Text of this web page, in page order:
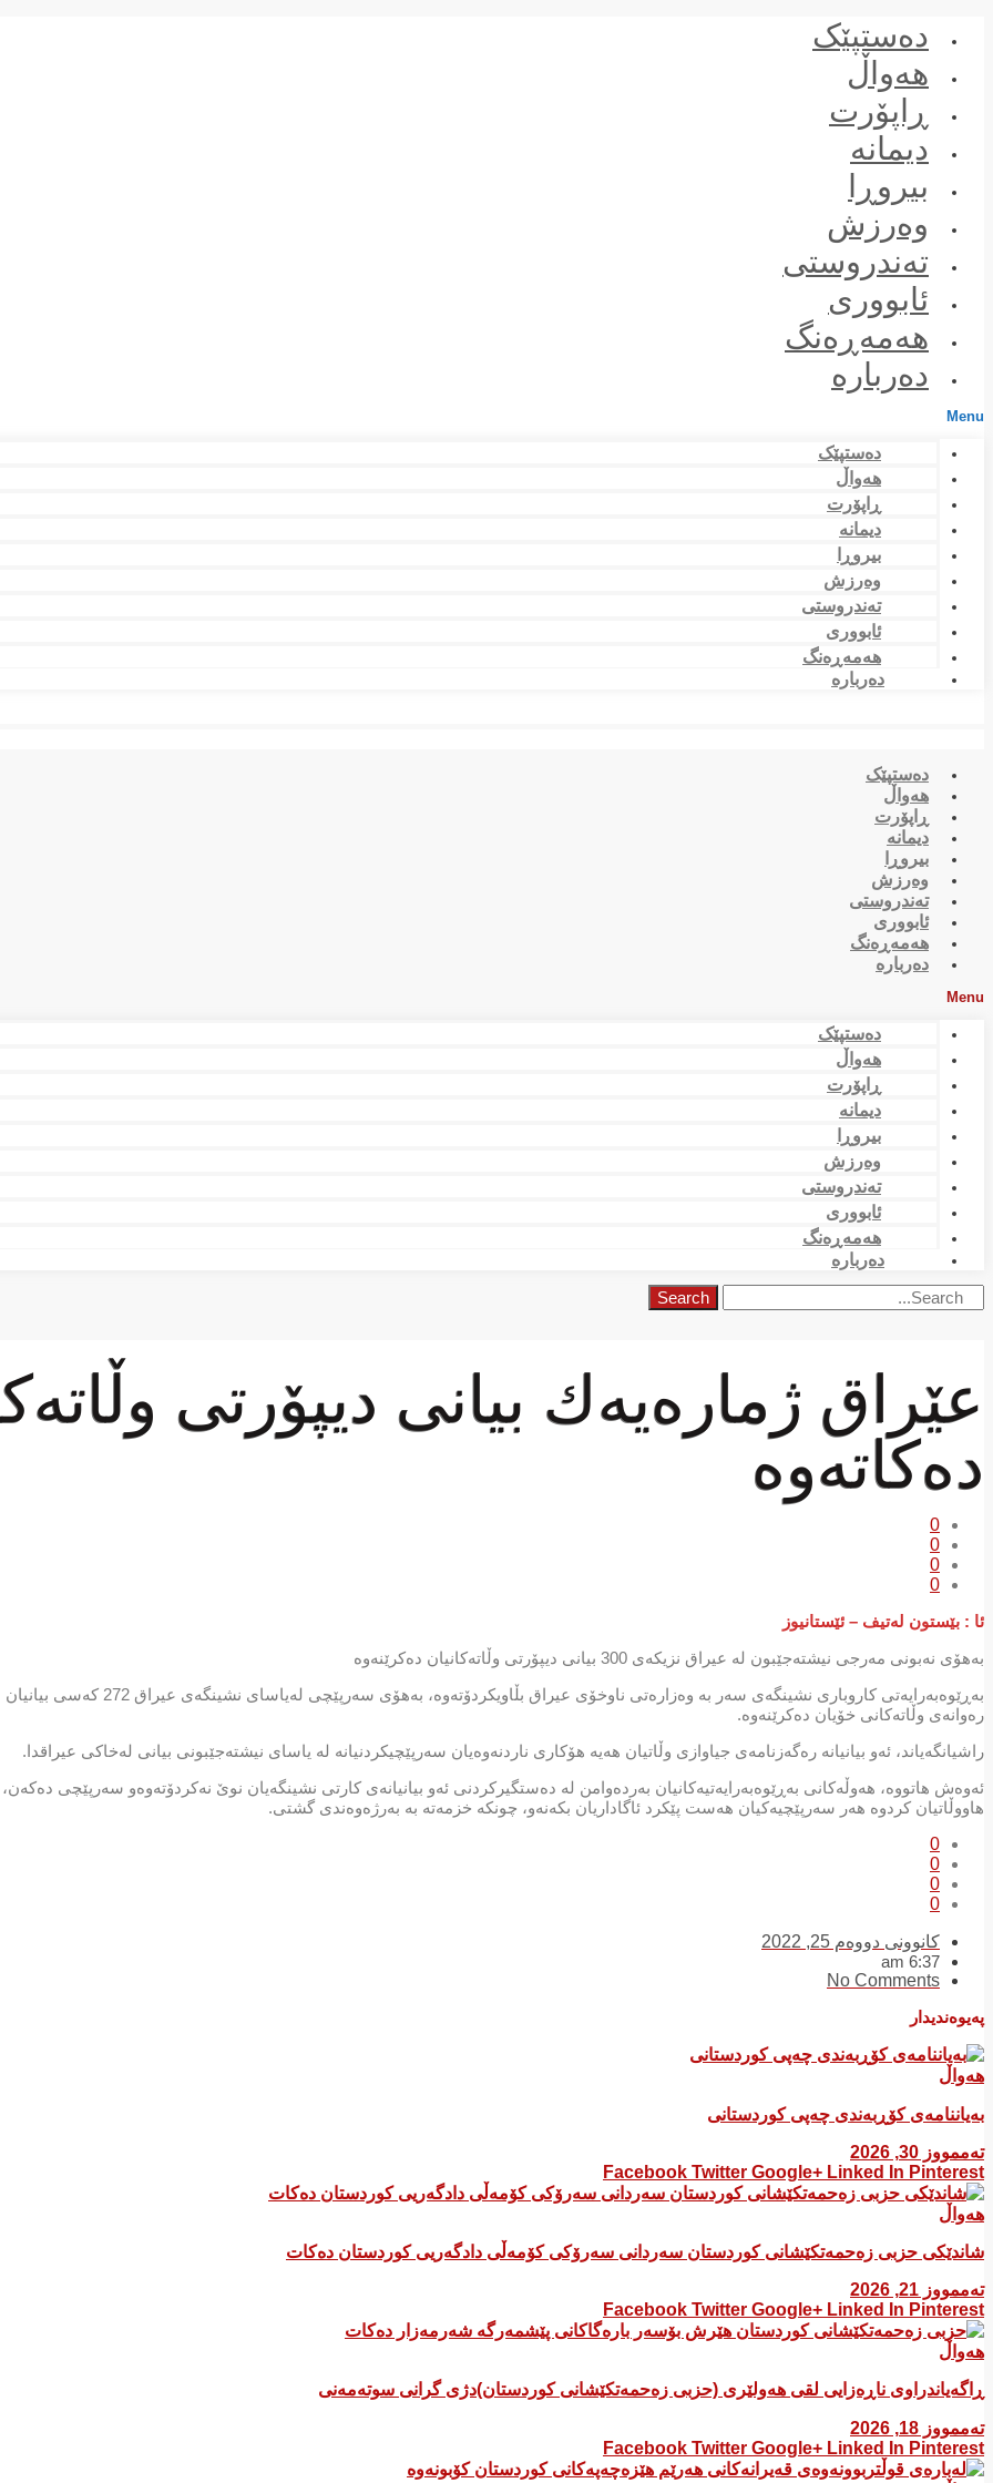
دەستپێک
هەواڵ
ڕاپۆرت
دیمانە
بیروڕا
وەرزش
تەندروستی
ئابووری
هەمەڕەنگ
دەربارە
Menu
دەستپێک
هەواڵ
ڕاپۆرت
دیمانە
بیروڕا
وەرزش
تەندروستی
ئابووری
هەمەڕەنگ
دەربارە
دەستپێک
هەواڵ
ڕاپۆرت
دیمانە
بیروڕا
وەرزش
تەندروستی
ئابووری
هەمەڕەنگ
دەربارە
Menu
دەستپێک
هەواڵ
ڕاپۆرت
دیمانە
بیروڕا
وەرزش
تەندروستی
ئابووری
هەمەڕەنگ
دەربارە
Search
عێراق ژماره‌یه‌ك بیانی دیپۆرتی
دەكاتەوە
0
0
0
0
ئا : بێستون لەتیف – ئێستانیوز
بەهۆی نەبونی مەرجی نیشتەجێبون لە عیراق نزیكەی 300 بیانی دیپۆرتی وڵاتەكانیان دەكرێنەوە
بەڕێوەبەرایەتی كاروباری نشینگەی سەر بە وەزارەتی ناوخۆی عیراق
رەوانەی وڵاتەكانی خۆیان دەكرێنەوە.
راشیانگەیاند، ئەو بیانیانە رەگەزنامەی جیاوازی وڵاتیان هەیە هۆكاری ناردنەوەیان سەرپێچیكردنیانە لە یاسای نیشتەجێبونی بیانی لەخاكی عیراقدا.
ئه‌وه‌ش هاتووە، هەوڵەكانی بەڕێوەبەرایەتیەكانیان بەردەوامن لە دەستگیركردنی ئەو بیانیانەی كارتی نشینگەیان نوێ نەكردۆتەوەو سەرپێچی
هاووڵاتیان كردوە هەر سەرپێچیەكیان هەست پێكرد ئاگاداریان بكەنەو، چونكە خزمەتە بە بەرژەوەندی گشتی.
0
0
0
0
کانوونی دووەم 25, 2022
6:37 am
No Comments
پەیوەندیدار
هەواڵ
بەیاننامەی کۆڕبەندی چەپی کوردستانی
تەممووز 30, 2026
Facebook Twitter Google+ Linked In Pinterest
هەواڵ
شاندێکی حزبی زەحمەتکێشانی کوردستان سەردانی سەرۆکی کۆمەڵی دادگەریی کوردستان دەکات
تەممووز 21, 2026
Facebook Twitter Google+ Linked In Pinterest
هەواڵ
ڕاگەیاندراوی ناڕەزایی لقی هەولێری (حزبی زەحمەتکێشانی کوردستان)دژی گرانی سوتەمەنی
تەممووز 18, 2026
Facebook Twitter Google+ Linked In Pinterest